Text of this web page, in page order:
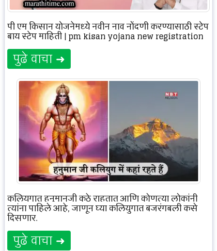
पी एम किसान योजनेमध्ये नवीन नाव नोंदणी करण्यासाठी स्टेप
बाय स्टेप माहिती | pm kisan yojana new registration
पुढे वाचा ➜
कलियुगात हनुमानजी कुठे राहतात आणि कोणत्या लोकांनी
त्यांना पाहिले आहे, जाणून घ्या कलियुगात बजरंगबली कसे
दिसणार.
पुढे वाचा ➜